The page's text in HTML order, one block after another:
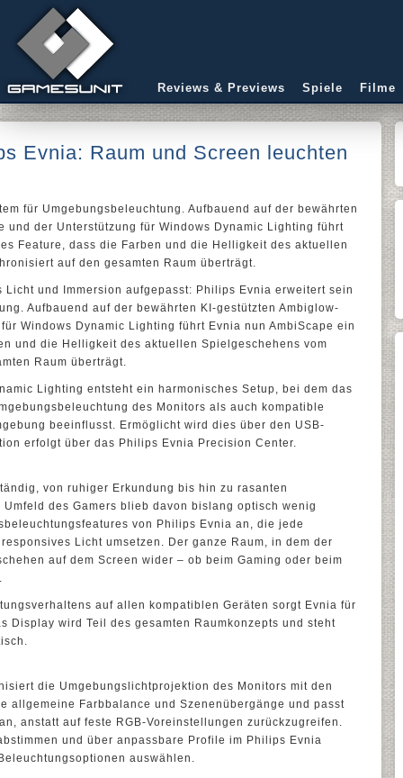
Reviews & Previews Spiele Filme
Evnia: Raum und Screen leuchten
für Umgebungsbeleuchtung. Aufbauend auf der bewährten
und der Unterstützung für Windows Dynamic Lighting führt
Feature, dass die Farben und die Helligkeit des aktuellen
auf den gesamten Raum überträgt.
Licht und Immersion aufgepasst: Philips Evnia erweitert sein
Aufbauend auf der bewährten KI-gestützten Ambiglow-
Windows Dynamic Lighting führt Evnia nun AmbiScape ein
und die Helligkeit des aktuellen Spielgeschehens vom
Raum überträgt.
Lighting entsteht ein harmonisches Setup, bei dem das
des Monitors als auch kompatible
beeinflusst. Ermöglicht wird dies über den USB-
erfolgt über das Philips Evnia Precision Center.
von ruhiger Erkundung bis hin zu rasanten
des Gamers blieb davon bislang optisch wenig
von Philips Evnia an, die jede
Licht umsetzen. Der ganze Raum, in dem der
auf dem Screen wider – ob beim Gaming oder beim
auf allen kompatiblen Geräten sorgt Evnia für
Display wird Teil des gesamten Raumkonzepts und steht
die Umgebungslichtprojektion des Monitors mit den
allgemeine Farbbalance und Szenenübergänge und passt
anstatt auf feste RGB-Voreinstellungen zurückzugreifen.
und über anpassbare Profile im Philips Evnia
auswählen.